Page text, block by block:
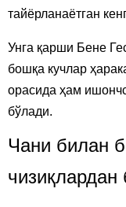
тайёрланаётган
Унга қарши Бене
бошқа кучлар
орасида ҳам
бўлади.
Чани билан